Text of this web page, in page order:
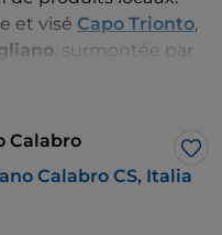
et visé Capo Trionto,
, surmontée par
de pêche les plus
Quelle meilleure
frais local ?
Calabro
Calabro CS, Italia